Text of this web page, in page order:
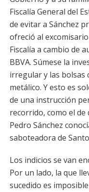
Fiscalía General del
de evitar a Sánchez
ofreció al
Fiscalía a cambio de
BBVA. Súmese la
irregular y las bolsas
metálico. Y esto es
de una instrucción
recorrido, como el
Pedro Sánchez
saboteadora de
Los indicios se van
Por un lado, la que
sucedido es